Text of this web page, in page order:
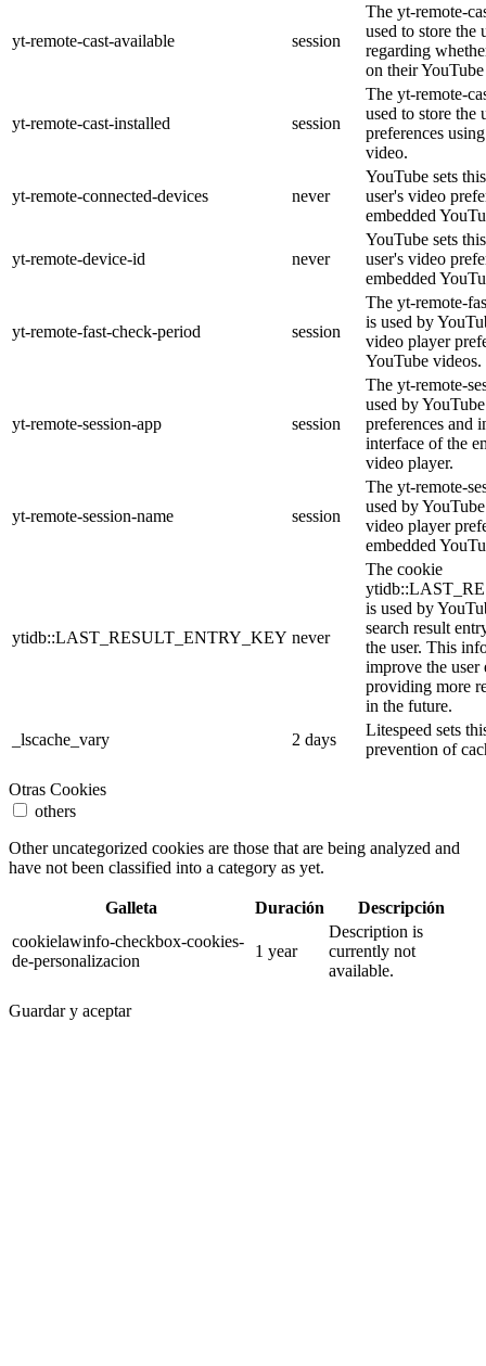
yt-remote-cast-available session
The yt-remote-
used to store the
regarding
on their
yt-remote-cast-installed session
The yt-remote-
used to store the
preferences
video.
yt-remote-connected-devices never
YouTube sets
user's video
embedded
yt-remote-device-id never
YouTube sets
user's video
embedded
yt-remote-fast-check-period session
The yt-remote-
is used by
video player
YouTube videos.
yt-remote-session-app session
The yt-remote-
used by
preferences and
interface of the
video player.
yt-remote-session-name session
The yt-remote-
used by
video player
embedded
ytidb::LAST_RESULT_ENTRY_KEY never
The cookie
is used by
search result
the user. This
improve the user
providing more
in the future.
_lscache_vary
2 days
Litespeed sets
prevention of
Otras Cookies
others
Other uncategorized cookies are those that are being analyzed and
have not been classified into a category as yet.
Galleta Duración
Descripción
cookielawinfo-checkbox-cookies-
de-personalizacion
1 year
Description is
currently not
available.
Guardar y aceptar